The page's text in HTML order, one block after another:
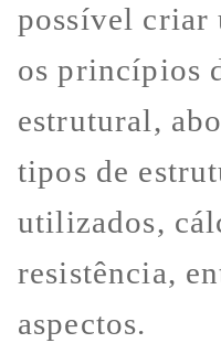
possível criar
os princípios
estrutural,
tipos de
utilizados,
resistência,
aspectos.